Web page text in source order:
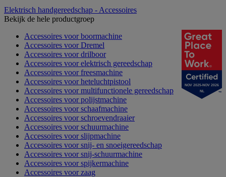
Elektrisch handgereedschap - Accessoires
Bekijk de hele productgroep
Accessoires voor boormachine
Accessoires voor Dremel
Accessoires voor drilboor
Accessoires voor elektrisch gereedschap
Accessoires voor freesmachine
Accessoires voor heteluchtpistool
Accessoires voor multifunctionele gereedschap
Accessoires voor polijstmachine
Accessoires voor schaafmachine
Accessoires voor schroevendraaier
Accessoires voor schuurmachine
Accessoires voor slijpmachine
Accessoires voor snij- en snoeigereedschap
Accessoires voor snij-schuurmachine
Accessoires voor spijkermachine
Accessoires voor zaag
NOV 2025-NOV 2026
NL